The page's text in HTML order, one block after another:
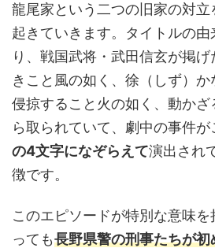
龍尾家という二つの旧家の対
起きていきます。タイトルの
り、戦国武将・武田信玄が掲げ
きこと風の如く、徐（しず）か
侵掠すること火の如く、動か
ら取られていて、劇中の事件が
の4文字になぞらえて演出され
徴です。
このエピソードが特別な意味
っても長野県警の刑事たちが